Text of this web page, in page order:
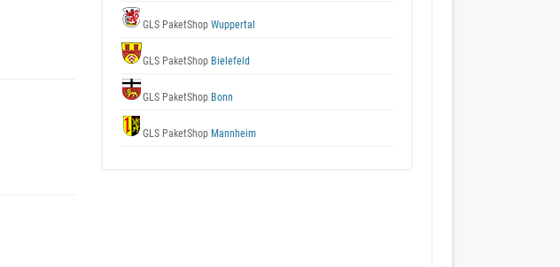
GLS PaketShop Wuppertal
GLS PaketShop Bielefeld
GLS PaketShop Bonn
GLS PaketShop Mannheim